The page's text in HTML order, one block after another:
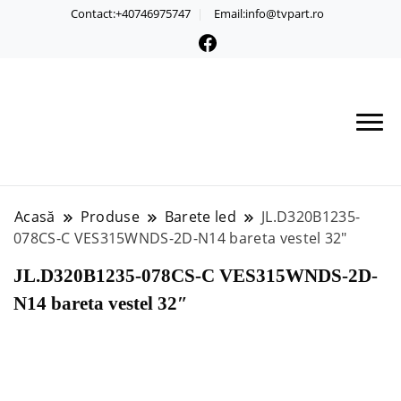
Contact:+40746975747 Email:info@tvpart.ro
Acasă Produse Barete led
JL.D320B1235-
078CS-C VES315WNDS-2D-N14 bareta vestel 32″
JL.D320B1235-078CS-C VES315WNDS-2D-
N14 bareta vestel 32″